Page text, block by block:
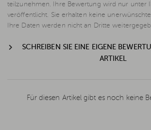
teilzunehmen. Ihre Bewertung wird nur unter
veröffentlicht. Sie erhalten keine
Ihre Daten werden nicht an Dritte
SCHREIBEN SIE EINE EIGENE
ARTIKEL
Für diesen Artikel gibt es noch keine